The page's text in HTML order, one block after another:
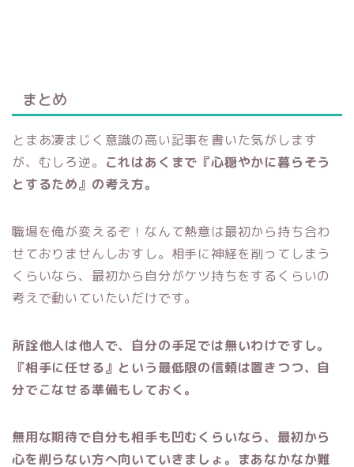
まとめ
とまあ凄まじく意識の高い記事を書いた気がします
が、むしろ逆。 これはあくまで『心穏やかに暮らそう
とするため』の考え方。
職場を俺が変えるぞ！なんて熱意は最初から持ち合わ
せておりませんしおすし。相手に神経を削ってしまう
くらいなら、最初から自分がケツ持ちをするくらいの
考えで動いていたいだけです。
所詮他人は他人で、自分の手足では無いわけですし。
『相手に任せる』という最低限の信頼は置きつつ、自
分でこなせる準備もしておく。
無用な期待で自分も相手も凹むくらいなら、最初から
心を削らない方へ向いていきましょ。まあなかなか難